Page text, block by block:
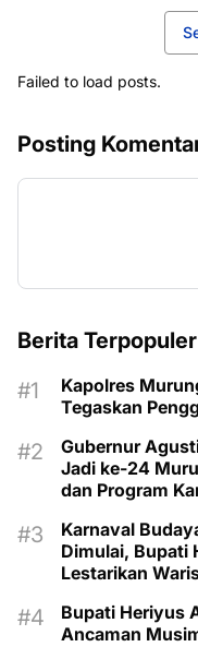
Failed to load posts.
Posting
Berita Terpopuler
Kapolres
Tegaskan
Gubernur
Jadi ke-24
dan Program
Karnaval
Dimulai, Bupati
Lestarikan
Bupati Heriyus
Ancaman